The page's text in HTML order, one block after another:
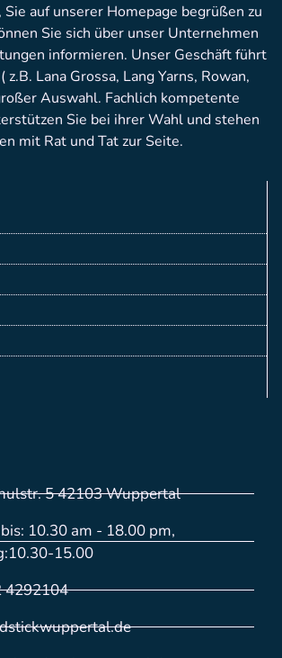
auf unserer Homepage begrüßen zu
Sie sich über unser Unternehmen
informieren. Unser Geschäft führt
z.B. Lana Grossa, Lang Yarns, Rowan,
Auswahl. Fachlich kompetente
Sie bei ihrer Wahl und stehen
mit Rat und Tat zur Seite.
5 42103 Wuppertal
10.30 am - 18.00 pm,
15.00
4292104